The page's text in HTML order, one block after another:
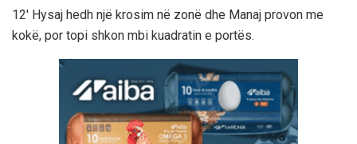
12′ Hysaj hedh një krosim në zonë dhe Manaj provon me
kokë, por topi shkon mbi kuadratin e portës.